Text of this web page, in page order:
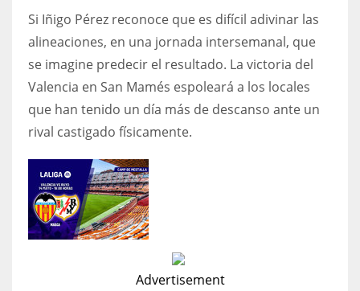
Si Iñigo Pérez reconoce que es difícil adivinar las
alineaciones, en una jornada intersemanal, que
se imagine predecir el resultado. La victoria del
Valencia en San Mamés espoleará a los locales
que han tenido un día más de descanso ante un
rival castigado físicamente.
Advertisement